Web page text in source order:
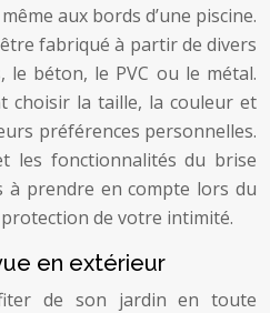
aux bords d’une piscine.
fabriqué à partir de divers
le béton, le PVC ou le métal.
choisir la taille, la couleur et
préférences personnelles.
les fonctionnalités du brise
à prendre en compte lors du
de votre intimité.
en extérieur
de son jardin en toute